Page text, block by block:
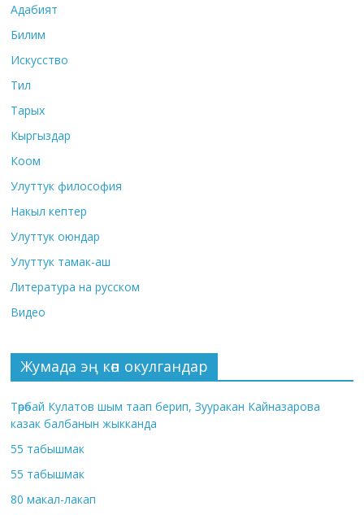
Адабият
Билим
Искусство
Тил
Тарых
Кыргыздар
Коом
Улуттук философия
Накыл кептер
Улуттук оюндар
Улуттук тамак-аш
Литература на русском
Видео
Жумада эң көп окулгандар
Төрөбай Кулатов шым таап берип, Зууракан Кайназарова
казак балбанын жыкканда
55 табышмак
55 табышмак
80 макал-лакап